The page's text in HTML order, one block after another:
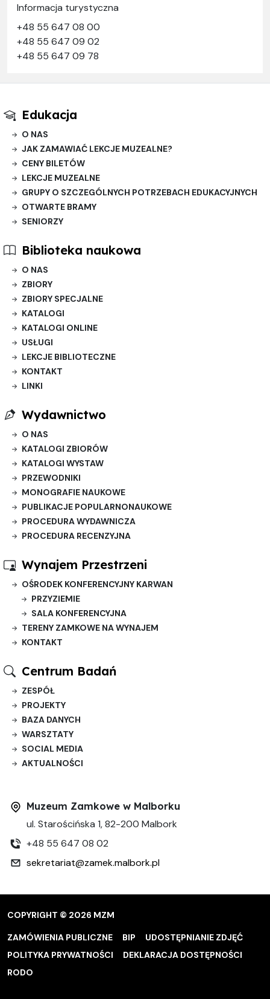
Informacja turystyczna
+48 55 647 08 00
+48 55 647 09 02
+48 55 647 09 78
Edukacja
O NAS
JAK ZAMAWIAĆ LEKCJE MUZEALNE?
CENY BILETÓW
LEKCJE MUZEALNE
GRUPY O SZCZEGÓLNYCH POTRZEBACH EDUKACYJNYCH
OTWARTE BRAMY
SENIORZY
Biblioteka naukowa
O NAS
ZBIORY
ZBIORY SPECJALNE
KATALOGI
KATALOGI ONLINE
USŁUGI
LEKCJE BIBLIOTECZNE
KONTAKT
LINKI
Wydawnictwo
O NAS
KATALOGI ZBIORÓW
KATALOGI WYSTAW
PRZEWODNIKI
MONOGRAFIE NAUKOWE
PUBLIKACJE POPULARNONAUKOWE
PROCEDURA WYDAWNICZA
PROCEDURA RECENZYJNA
Wynajem Przestrzeni
OŚRODEK KONFERENCYJNY KARWAN
PRZYZIEMIE
SALA KONFERENCYJNA
TERENY ZAMKOWE NA WYNAJEM
KONTAKT
Centrum Badań
ZESPÓŁ
PROJEKTY
BAZA DANYCH
WARSZTATY
SOCIAL MEDIA
AKTUALNOŚCI
Muzeum Zamkowe w Malborku
ul. Starościńska 1, 82-200 Malbork
+48 55 647 08 02
sekretariat@zamek.malbork.pl
COPYRIGHT © 2026 MZM
ZAMÓWIENIA PUBLICZNE BIP
UDOSTĘPNIANIE ZDJĘĆ
POLITYKA PRYWATNOŚCI
DEKLARACJA DOSTĘPNOŚCI
RODO